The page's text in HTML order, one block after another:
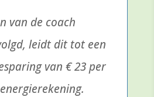
van de coach
leidt dit tot een
van € 23 per